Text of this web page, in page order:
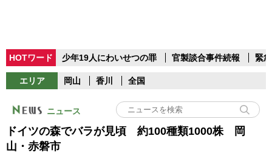
HOTワード 少年19人にわいせつの罪 官製談合事件続報 緊
エリア 岡山 香川 全国
ニュース
ドイツの森でバラが見頃 約100種類1000株 岡
山・赤磐市